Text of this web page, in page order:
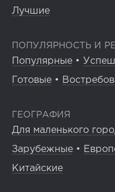
Лучшие
ПОПУЛЯРНОСТЬ И
Популярные •
Готовые •
ГЕОГРАФИЯ
Для маленького
Зарубежные •
Китайские